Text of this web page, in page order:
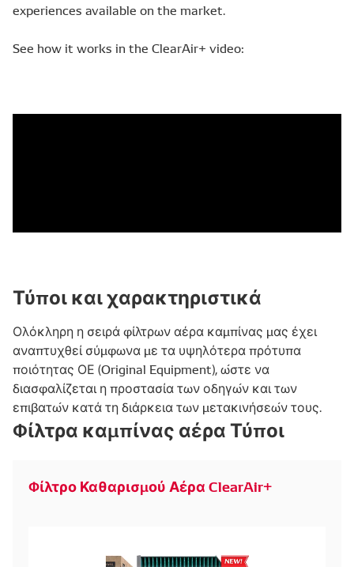
experiences available on the market.
See how it works in the ClearAir+ video:
Τύποι και χαρακτηριστικά
Ολόκληρη η σειρά φίλτρων αέρα καμπίνας μας έχει
αναπτυχθεί σύμφωνα με τα υψηλότερα πρότυπα
ποιότητας ΟΕ (Original Equipment), ώστε να
διασφαλίζεται η προστασία των οδηγών και των
επιβατών κατά τη διάρκεια των μετακινήσεών τους.
Φίλτρα καμπίνας αέρα Τύποι
Φίλτρο Καθαρισμού Αέρα ClearAir+